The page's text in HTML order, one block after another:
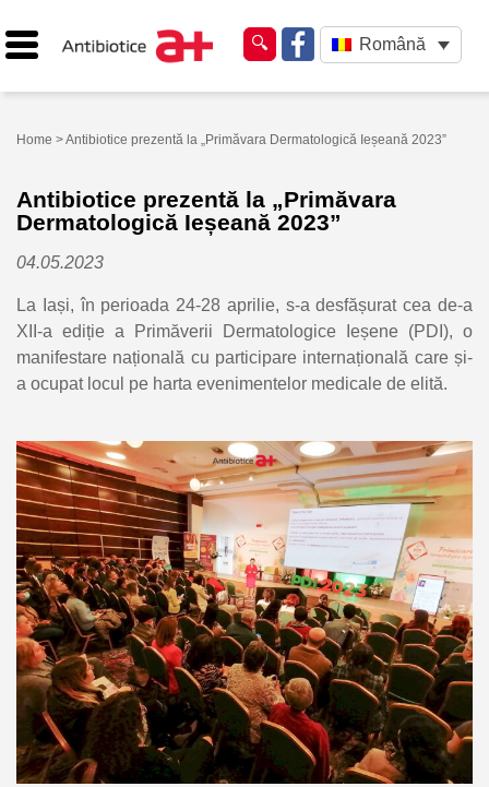
Română
Home > Antibiotice prezentă la „Primăvara Dermatologică Ieșeană 2023”
Antibiotice prezentă la „Primăvara
Dermatologică Ieșeană 2023”
04.05.2023
La Iași, în perioada 24-28 aprilie, s-a desfășurat cea de-a
XII-a ediție a Primăverii Dermatologice Ieșene (PDI), o
manifestare națională cu participare internațională care și-
a ocupat locul pe harta evenimentelor medicale de elită.